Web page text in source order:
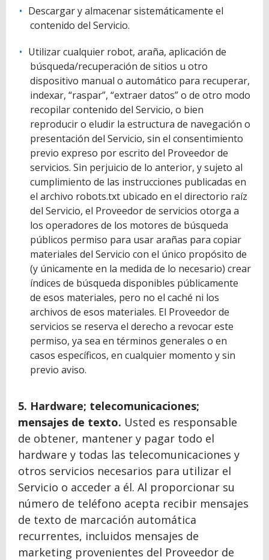
Descargar y almacenar sistemáticamente el
contenido del Servicio.
Utilizar cualquier robot, araña, aplicación de
búsqueda/recuperación de sitios u otro
dispositivo manual o automático para recuperar,
indexar, “raspar”, “extraer datos” o de otro modo
recopilar contenido del Servicio, o bien
reproducir o eludir la estructura de navegación o
presentación del Servicio, sin el consentimiento
previo expreso por escrito del Proveedor de
servicios. Sin perjuicio de lo anterior, y sujeto al
cumplimiento de las instrucciones publicadas en
el archivo robots.txt ubicado en el directorio raíz
del Servicio, el Proveedor de servicios otorga a
los operadores de los motores de búsqueda
públicos permiso para usar arañas para copiar
materiales del Servicio con el único propósito de
(y únicamente en la medida de lo necesario) crear
índices de búsqueda disponibles públicamente
de esos materiales, pero no el caché ni los
archivos de esos materiales. El Proveedor de
servicios se reserva el derecho a revocar este
permiso, ya sea en términos generales o en
casos específicos, en cualquier momento y sin
previo aviso.
5. Hardware; telecomunicaciones;
mensajes de texto. Usted es responsable
de obtener, mantener y pagar todo el
hardware y todas las telecomunicaciones y
otros servicios necesarios para utilizar el
Servicio o acceder a él. Al proporcionar su
número de teléfono acepta recibir mensajes
de texto de marcación automática
recurrentes, incluidos mensajes de
marketing provenientes del Proveedor de